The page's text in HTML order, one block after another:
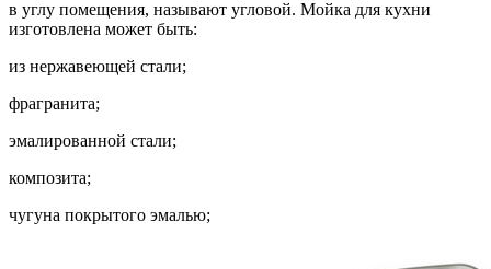
в углу помещения, называют угловой. Мойка для кухни
изготовлена может быть:
из нержавеющей стали;
фрагранита;
эмалированной стали;
композита;
чугуна покрытого эмалью;